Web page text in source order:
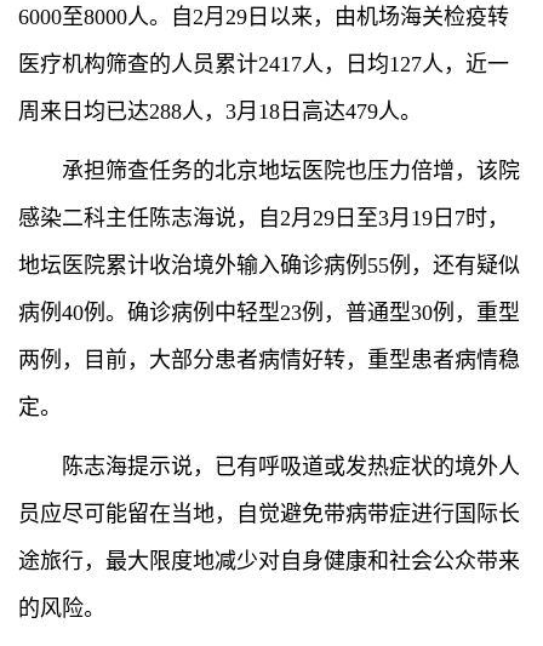
6000至8000人。自2月29日以来，由机场海关检疫转
医疗机构筛查的人员累计2417人，日均127人，近一
周来日均已达288人，3月18日高达479人。
承担筛查任务的北京地坛医院也压力倍增，该院
感染二科主任陈志海说，自2月29日至3月19日7时，
地坛医院累计收治境外输入确诊病例55例，还有疑似
病例40例。确诊病例中轻型23例，普通型30例，重型
两例，目前，大部分患者病情好转，重型患者病情稳
定。
陈志海提示说，已有呼吸道或发热症状的境外人
员应尽可能留在当地，自觉避免带病带症进行国际长
途旅行，最大限度地减少对自身健康和社会公众带来
的风险。